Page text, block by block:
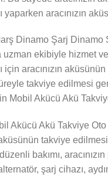
yaparken aracınızın
Dinamo Şarj Dinamo
uzman ekibiyle hizmet
için aracınızın
takviye edilmesi
Mobil Akücü Akü
Akücü Akü Takviye
aküsünün takviye
bakımı,
alternatör, şarj cihazı,